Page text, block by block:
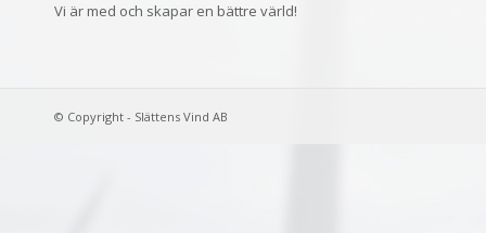
Vi är med och skapar en bättre värld!
© Copyright - Slättens Vind AB